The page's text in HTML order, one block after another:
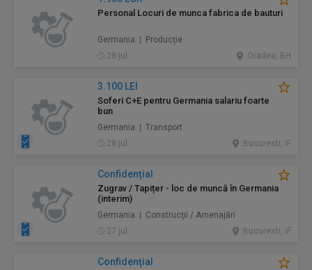
Personal Locuri de munca fabrica de bauturi
Germania | Producție
28 jul.
Oradea, BH
3.100 LEI
Soferi C+E pentru Germania salariu foarte
bun
Germania | Transport
28 jul.
Bucuresti, IF
Confidenţial
Zugrav / Tapițer - loc de muncă în Germania
(interim)
Germania | Construcţii / Amenajări
27 jul.
Bucuresti, IF
Confidenţial